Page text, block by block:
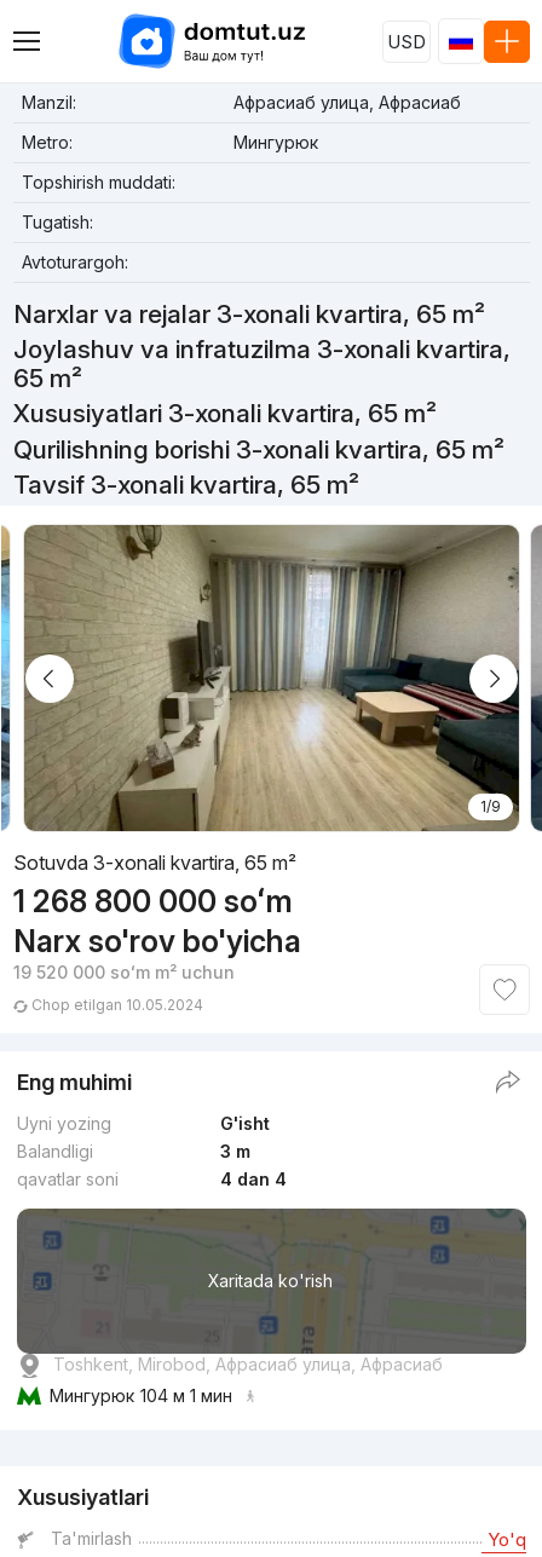
USD
Manzil:
Афрасиаб улица, Афрасиаб
Metro:
Мингурюк
Topshirish muddati:
Tugatish:
Avtoturargoh:
Narxlar va rejalar 3-xonali kvartira, 65 m²
Joylashuv va infratuzilma 3-xonali kvartira,
65 m²
Xususiyatlari 3-xonali kvartira, 65 m²
Qurilishning borishi 3-xonali kvartira, 65 m²
Tavsif 3-xonali kvartira, 65 m²
1/9
Sotuvda 3-xonali kvartira, 65 m²
1 268 800 000 soʻm
Narx so'rov bo'yicha
19 520 000 soʻmm² uchun
Chop etilgan 10.05.2024
Eng muhimi
Uyni yozing
G'isht
Balandligi
3 m
qavatlar soni
4 dan 4
Xaritada ko'rish
Toshkent, Mirobod, Афрасиаб улица, Афрасиаб
Мингурюк 104 м 1 мин
Xususiyatlari
Ta'mirlash Yo'q